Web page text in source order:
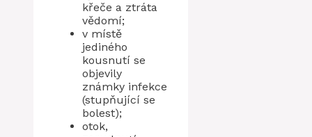
křeče a ztráta
vědomí;
v místě
jediného
kousnutí se
objevily
známky infekce
(stupňující se
bolest);
otok,